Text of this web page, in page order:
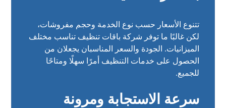
تتنوع الأسعار حسب نوع الخدمة وحجم مفروشات،
لكن غالبًا ما توفر شركة باقات تنظيف تناسب مختلف
الميزانيات. الجودة والسعر المناسبان يجعلان من
الحصول على خدمات التنظيف أمرًا سهلًا ومتاحًا
للجميع.
سرعة الاستجابة ومرونة